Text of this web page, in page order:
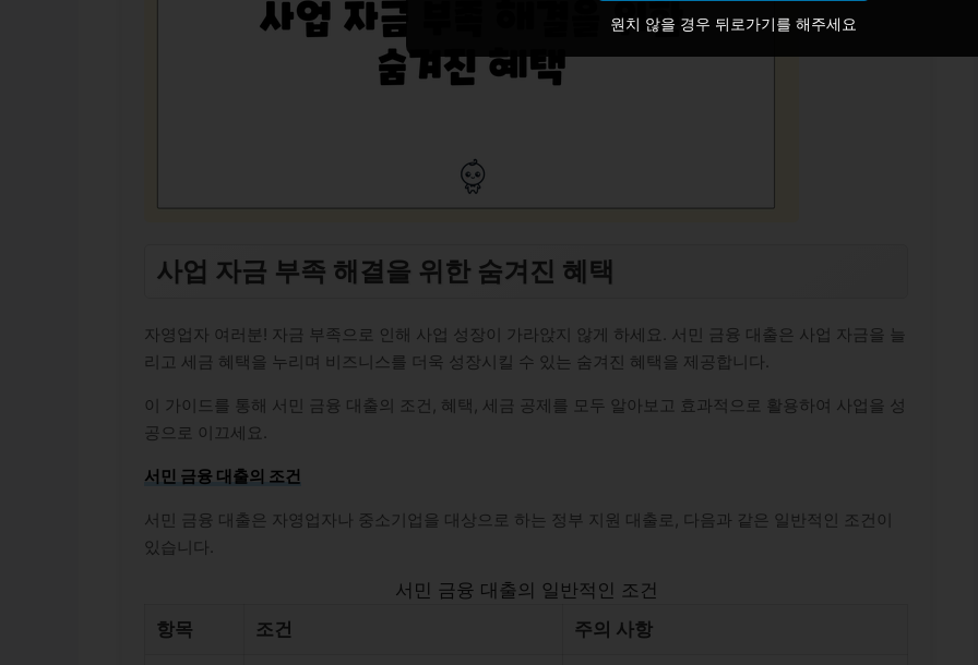
사업 자금 부족 해결을 위한 숨겨진 혜택
자영업자 여러분! 자금 부족으로 인해 사업 성장이 가라앉지 않게 하세요. 서민 금융 대출은 사업 자금을 늘
리고 세금 혜택을 누리며 비즈니스를 더욱 성장시킬 수 있는 숨겨진 혜택을 제공합니다.
이 가이드를 통해 서민 금융 대출의 조건, 혜택, 세금 공제를 모두 알아보고 효과적으로 활용하여 사업을 성
공으로 이끄세요.
서민 금융 대출의 조건
서민 금융 대출은 자영업자나 중소기업을 대상으로 하는 정부 지원 대출로, 다음과 같은 일반적인 조건이
있습니다.
서민 금융 대출의 일반적인 조건
항목
조건 주의 사항
원치 않을 경우 뒤로가기를 해주세요